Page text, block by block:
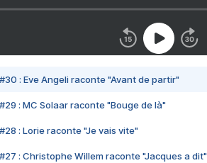
#30 : Eve Angeli raconte "Avant de partir"
#29 : MC Solaar raconte "Bouge de là"
#28 : Lorie raconte "Je vais vite"
#27 : Christophe Willem raconte "Jacques a dit"